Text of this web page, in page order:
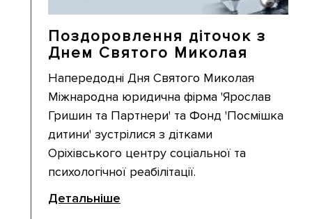
Поздоровлення діточок з
Днем Святого Миколая
Напередодні Дня Святого Миколая
Міжнародна юридична фірма 'Ярослав
Гришин та Партнери' та Фонд 'Посмішка
дитини' зустрілися з дітками
Оріхівського центру соціальної та
психологічної реабілітації.
Детальніше